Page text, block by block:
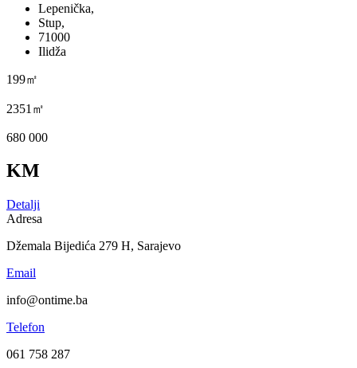
Lepenička,
Stup,
71000
Ilidža
199㎡
2351㎡
680 000
KM
Detalji
Adresa
Džemala Bijedića 279 H, Sarajevo
Email
info@ontime.ba
Telefon
061 758 287